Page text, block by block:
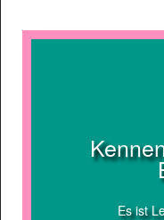
Es ist